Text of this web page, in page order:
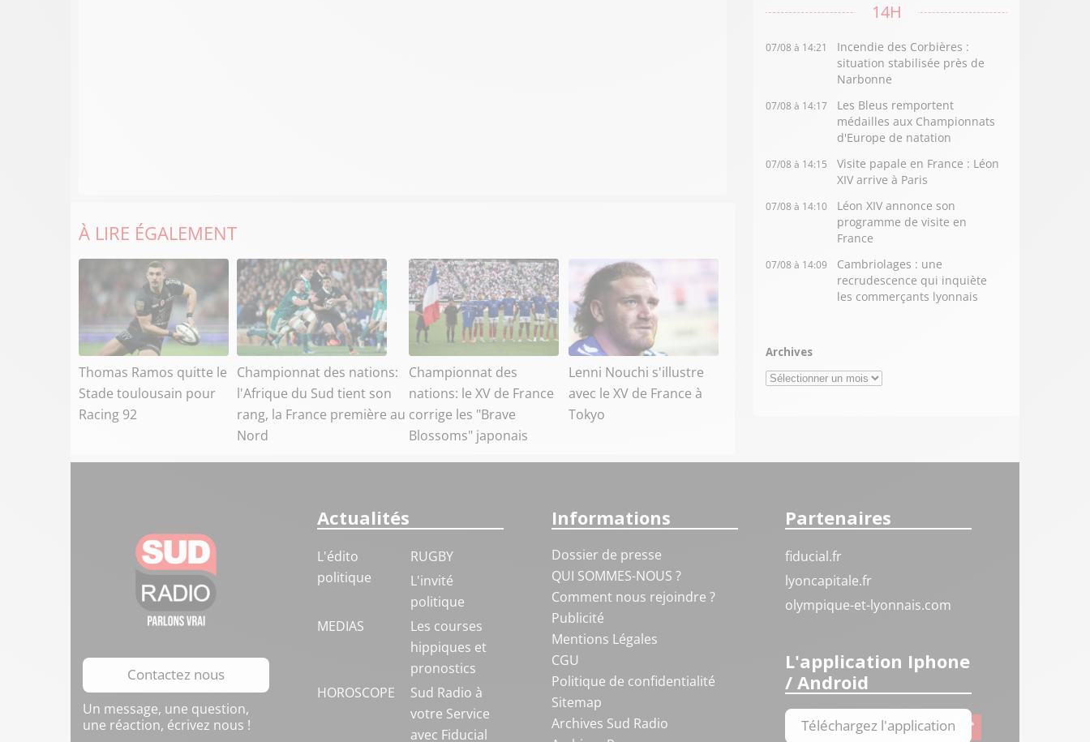
À LIRE ÉGALEMENT
Thomas Ramos quitte le
Stade toulousain pour
Racing 92
Championnat des nations:
l'Afrique du Sud tient son
rang, la France première au
Nord
Championnat des
nations: le XV de France
corrige les "Brave
Blossoms" japonais
Lenni Nouchi s'illustre
avec le XV de France à
Tokyo
14H
07/08 à 14:21
Incendie des Corbières :
situation stabilisée près de
Narbonne
07/08 à 14:17
Les Bleus remportent
médailles aux Championnats
d'Europe de natation
07/08 à 14:15
Visite papale en France : Léon
XIV arrive à Paris
07/08 à 14:10
Léon XIV annonce son
programme de visite en
France
07/08 à 14:09
Cambriolages : une
recrudescence qui inquiète
les commerçants lyonnais
Archives
Archives
Contactez nous
Un message, une question,
une réaction, écrivez nous !
Actualités
L'édito
politique
RUGBY
L'invité
politique
MEDIAS
Les courses
hippiques et
pronostics
HOROSCOPE
Sud Radio à
votre Service
avec Fiducial
Informations
Dossier de presse
QUI SOMMES-NOUS ?
Comment nous rejoindre ?
Publicité
Mentions Légales
CGU
Politique de confidentialité
Sitemap
Archives Sud Radio
Partenaires
fiducial.fr
lyoncapitale.fr
olympique-et-lyonnais.com
L'application Iphone
/ Android
Téléchargez l'application